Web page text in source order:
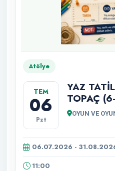
Atölye
TEM
06
Pzt
YAZ
TOPAÇ
OYUN VE
06.07.2026 -
11:00